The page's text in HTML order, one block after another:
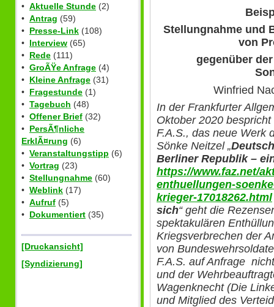
• Aktuelle Stunde (2)
• Antrag (59)
• Presse-Link (108)
• Interview (65)
• Rede (111)
• GroÃŸe Anfrage (4)
• Kleine Anfrage (31)
• Fragestunde (1)
• Tagebuch (48)
• Offener Brief (32)
• PersÃ¶nliche
ErklÃ¤rung (6)
• Veranstaltungstipp (6)
• Vortrag (23)
• Stellungnahme (60)
• Weblink (17)
• Aufruf (5)
• Dokumentiert (35)
[Druckansicht]
[Syndizierung]
Stellungnahme und
von
gegenüber
Winfried
In der Frankfurter
Oktober 2020
F.A.S., das neue Werk
Sönke Neitzel „
Berliner Republik –
https://www.faz.net/
enthuellungen-
krieger-17018262.html
sich“ geht die
spektakulären
Kriegsverbrechen der
von
F.A.S. auf Anfrage
und der
Wagenknecht (Die
und Mitglied des